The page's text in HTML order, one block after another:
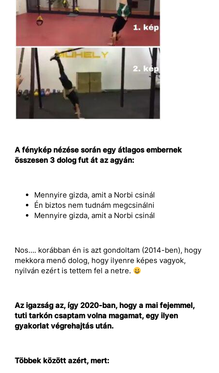
A fénykép nézése során egy átlagos embernek
összesen 3 dolog fut át az agyán:
Mennyire gizda, amit a Norbi csinál
Én biztos nem tudnám megcsinálni
Mennyire gizda, amit a Norbi csinál
Nos…. korábban én is azt gondoltam (2014-ben), hogy
mekkora menő dolog, hogy ilyenre képes vagyok,
nyilván ezért is tettem fel a netre.
Az igazság az, így 2020-ban, hogy a mai fejemmel,
tuti tarkón csaptam volna magamat, egy ilyen
gyakorlat végrehajtás után.
Többek között azért, mert: